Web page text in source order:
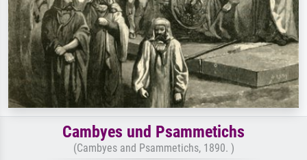
Cambyes und Psammetichs
(Cambyes and Psammetichs, 1890. )